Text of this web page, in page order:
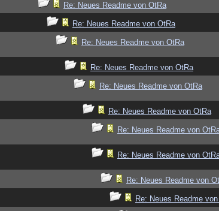
Re: Neues Readme von OtRa
Re: Neues Readme von OtRa
Re: Neues Readme von OtRa
Re: Neues Readme von OtRa
Re: Neues Readme von OtRa
Re: Neues Readme von OtRa
Re: Neues Readme von
Re: Neues Readme von
Re: Neues Readme von
Re: Neues Readme